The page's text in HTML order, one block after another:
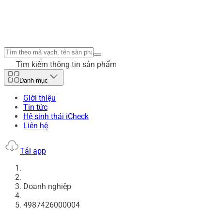
Tìm kiếm thông tin sản phẩm
Danh mục
Giới thiệu
Tin tức
Hệ sinh thái iCheck
Liên hệ
Tải app
Doanh nghiệp
4987426000004